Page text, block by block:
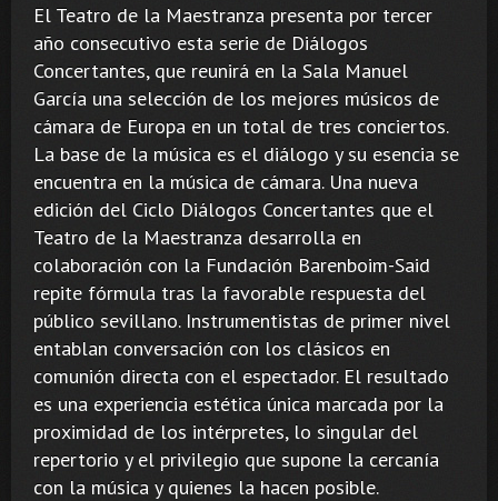
El Teatro de la Maestranza presenta por tercer
año consecutivo esta serie de Diálogos
Concertantes, que reunirá en la Sala Manuel
García una selección de los mejores músicos de
cámara de Europa en un total de tres conciertos.
La base de la música es el diálogo y su esencia se
encuentra en la música de cámara. Una nueva
edición del Ciclo Diálogos Concertantes que el
Teatro de la Maestranza desarrolla en
colaboración con la Fundación Barenboim-Said
repite fórmula tras la favorable respuesta del
público sevillano. Instrumentistas de primer nivel
entablan conversación con los clásicos en
comunión directa con el espectador. El resultado
es una experiencia estética única marcada por la
proximidad de los intérpretes, lo singular del
repertorio y el privilegio que supone la cercanía
con la música y quienes la hacen posible.